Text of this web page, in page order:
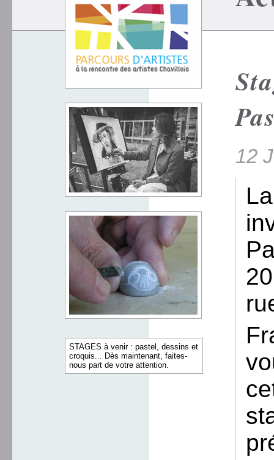
STAGES à venir : pastel, dessins et
croquis... Dès maintenant, faites-
nous part de votre attention.
12